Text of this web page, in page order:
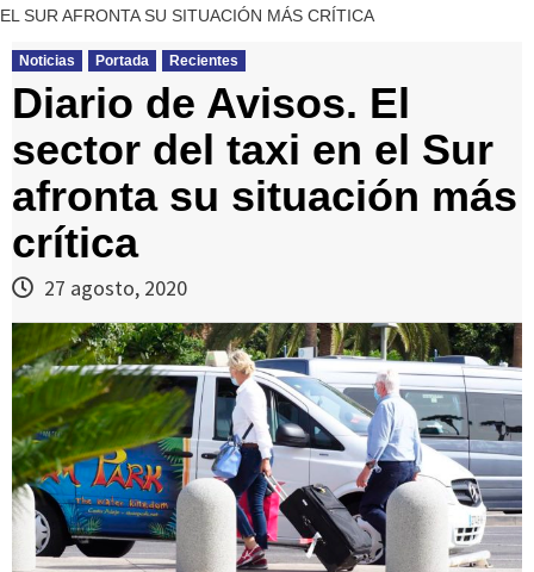
EL SUR AFRONTA SU SITUACIÓN MÁS CRÍTICA
Noticias Portada Recientes
Diario de Avisos. El
sector del taxi en el Sur
afronta su situación más
crítica
27 agosto, 2020